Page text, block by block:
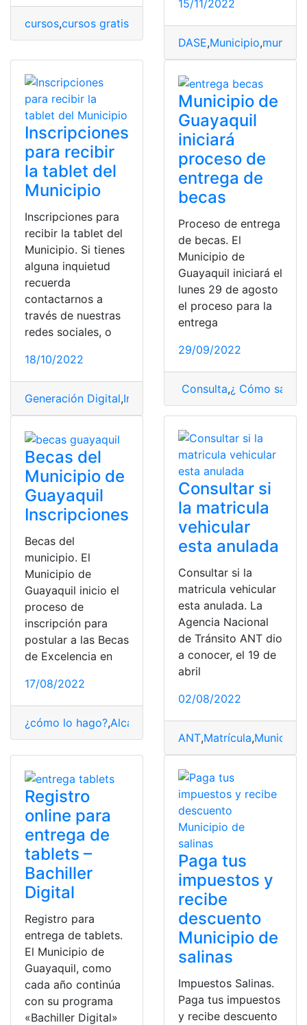
cursos,cursos gratis Digital,digitales,gratis,
15/11/2022
DASE,Municipio,
Inscripciones
para recibir
la tablet del
Municipio
Inscripciones para
recibir la tablet del
Municipio. Si tienes
alguna inquietud
recuerda
contactarnos a
través de nuestras
redes sociales, o
18/10/2022
Generación Digital,Inscripciones Municipio
Municipio de
Guayaquil
iniciará
proceso de
entrega de
becas
Proceso de entrega
de becas. El
Municipio de
Guayaquil iniciará el
lunes 29 de agosto
el proceso para la
entrega
29/09/2022
Consulta,¿ Cómo
Becas del
Municipio de
Guayaquil
Inscripciones
Becas del
municipio. El
Municipio de
Guayaquil inicio el
proceso de
inscripción para
postular a las Becas
de Excelencia en
17/08/2022
¿cómo lo hago?,Alcaldía de Guayaquil,Becas,
Consultar si
la matricula
vehicular
esta anulada
Consultar si la
matricula vehicular
esta anulada. La
Agencia Nacional
de Tránsito ANT dio
a conocer, el 19 de
abril
02/08/2022
ANT,Matrícula,Municipio
Registro
online para
entrega de
tablets –
Bachiller
Digital
Registro para
entrega de tablets.
El Municipio de
Guayaquil, como
cada año continúa
con su programa
«Bachiller Digital»
Paga tus
impuestos y
recibe
descuento
Municipio de
salinas
Impuestos Salinas.
Paga tus impuestos
y recibe descuento